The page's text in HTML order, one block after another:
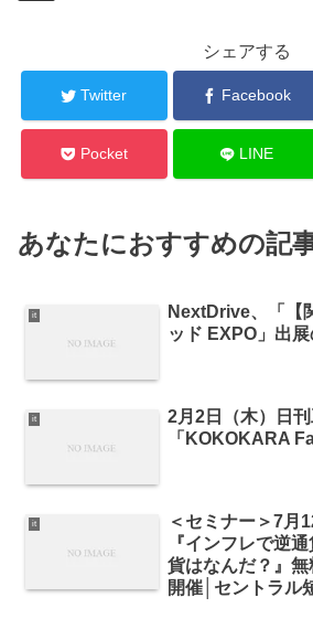
シェアする
Twitter Facebook
Pocket LINE
あなたにおすすめの記
it
NextDrive、「【
ッド EXPO」出
it
2月2日（木）日
「KOKOKARA
it
＜セミナー＞7月
『インフレで逆
貨はなんだ？』
開催│セントラル